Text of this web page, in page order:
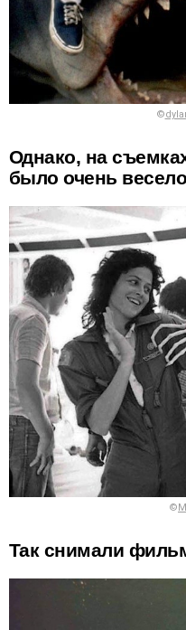
©
Однако, на
было очень весело
©
Так снимали